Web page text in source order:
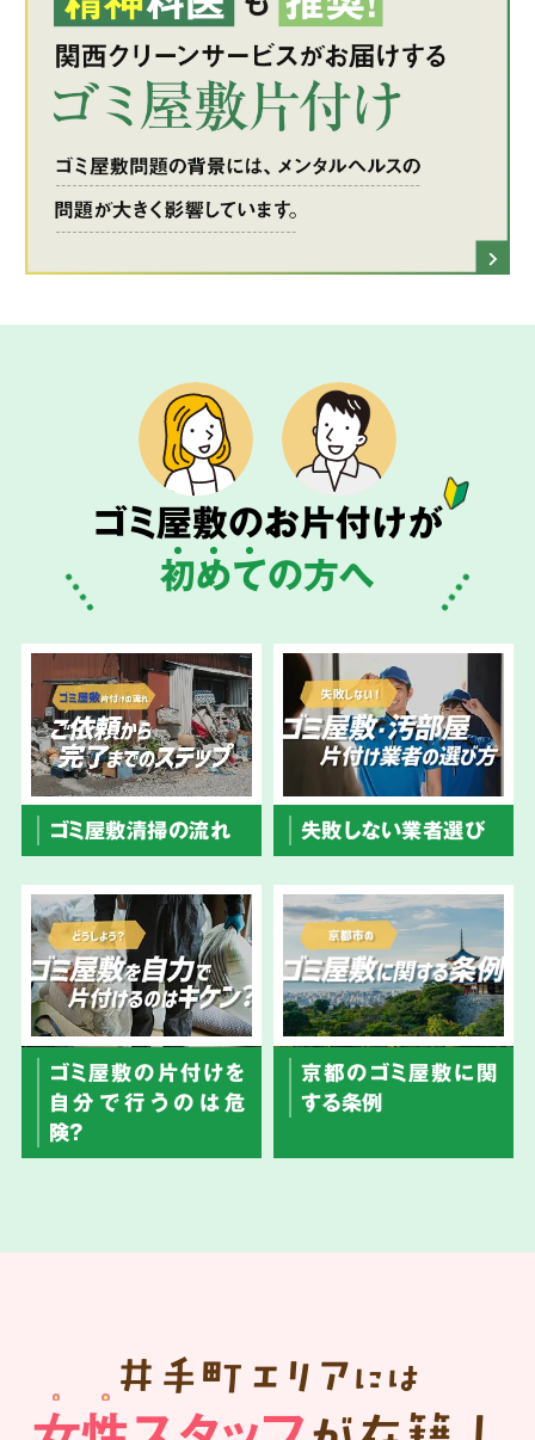
ゴミ屋敷のお片付けが
初めての方へ
ゴミ屋敷清掃の流れ 失敗しない業者選び
ゴミ屋敷の片付けを
自分で行うのは危
険？
京都のゴミ屋敷に関
する条例
井手町 エリア には